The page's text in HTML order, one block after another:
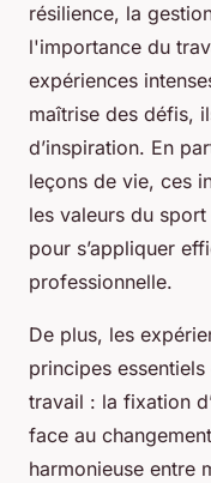
résilience, la
l'importance du
expériences
maîtrise des défis,
d’inspiration. En
leçons de vie, ces
les valeurs du
pour s’appliquer
professionnelle.
De plus, les
principes
travail : la fixation
face au
harmonieuse entre